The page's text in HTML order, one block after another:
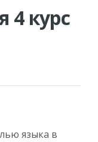
курс
языка в